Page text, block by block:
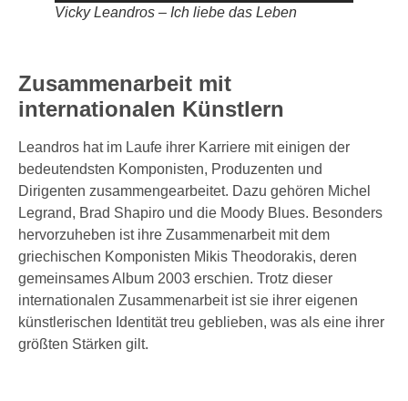
Vicky Leandros – Ich liebe das Leben
Zusammenarbeit mit
internationalen Künstlern
Leandros hat im Laufe ihrer Karriere mit einigen der
bedeutendsten Komponisten, Produzenten und
Dirigenten zusammengearbeitet. Dazu gehören Michel
Legrand, Brad Shapiro und die Moody Blues. Besonders
hervorzuheben ist ihre Zusammenarbeit mit dem
griechischen Komponisten Mikis Theodorakis, deren
gemeinsames Album 2003 erschien. Trotz dieser
internationalen Zusammenarbeit ist sie ihrer eigenen
künstlerischen Identität treu geblieben, was als eine ihrer
größten Stärken gilt.